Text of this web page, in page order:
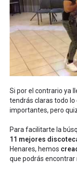
Si por el contrario ya
tendrás claras todo lo
importantes, pero
Para facilitarte la
11 mejores
Henares, hemos
que podrás encontrar